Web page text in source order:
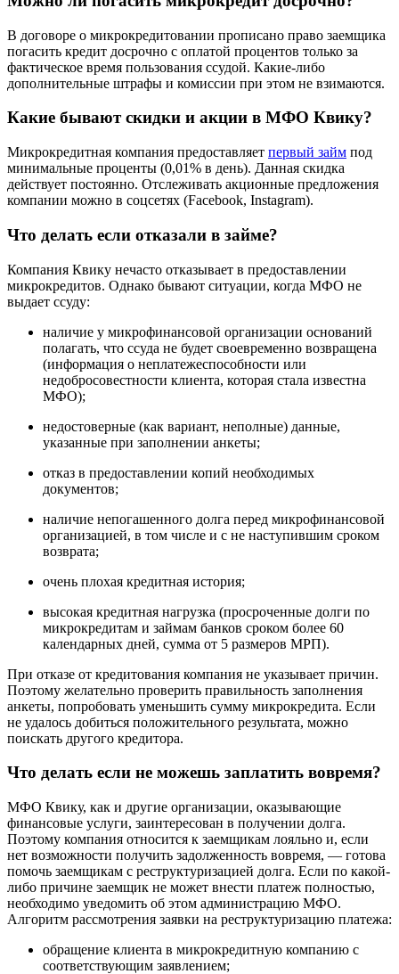
В договоре о микрокредитовании прописано право заемщика
погасить кредит досрочно с оплатой процентов только за
фактическое время пользования ссудой. Какие-либо
дополнительные штрафы и комиссии при этом не взимаются.
Какие бывают скидки и акции в МФО Квику?
Микрокредитная компания предоставляет первый займ под
минимальные проценты (0,01% в день). Данная скидка
действует постоянно. Отслеживать акционные предложения
компании можно в соцсетях (Facebook, Instagram).
Что делать если отказали в займе?
Компания Квику нечасто отказывает в предоставлении
микрокредитов. Однако бывают ситуации, когда МФО не
выдает ссуду:
наличие у микрофинансовой организации оснований
полагать, что ссуда не будет своевременно возвращена
(информация о неплатежеспособности или
недобросовестности клиента, которая стала известна
МФО);
недостоверные (как вариант, неполные) данные,
указанные при заполнении анкеты;
отказ в предоставлении копий необходимых
документов;
наличие непогашенного долга перед микрофинансовой
организацией, в том числе и с не наступившим сроком
возврата;
очень плохая кредитная история;
высокая кредитная нагрузка (просроченные долги по
микрокредитам и займам банков сроком более 60
календарных дней, сумма от 5 размеров МРП).
При отказе от кредитования компания не указывает причин.
Поэтому желательно проверить правильность заполнения
анкеты, попробовать уменьшить сумму микрокредита. Если
не удалось добиться положительного результата, можно
поискать другого кредитора.
Что делать если не можешь заплатить вовремя?
МФО Квику, как и другие организации, оказывающие
финансовые услуги, заинтересован в получении долга.
Поэтому компания относится к заемщикам лояльно и, если
нет возможности получить задолженность вовремя, — готова
помочь заемщикам с реструктуризацией долга. Если по какой-
либо причине заемщик не может внести платеж полностью,
необходимо уведомить об этом администрацию МФО.
Алгоритм рассмотрения заявки на реструктуризацию платежа:
обращение клиента в микрокредитную компанию с
соответствующим заявлением;